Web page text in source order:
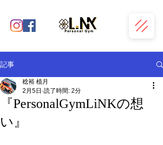
記事
『PersonalGymLiNKの想
い』
稔裕 植月
2月5日 読了時間: 2分